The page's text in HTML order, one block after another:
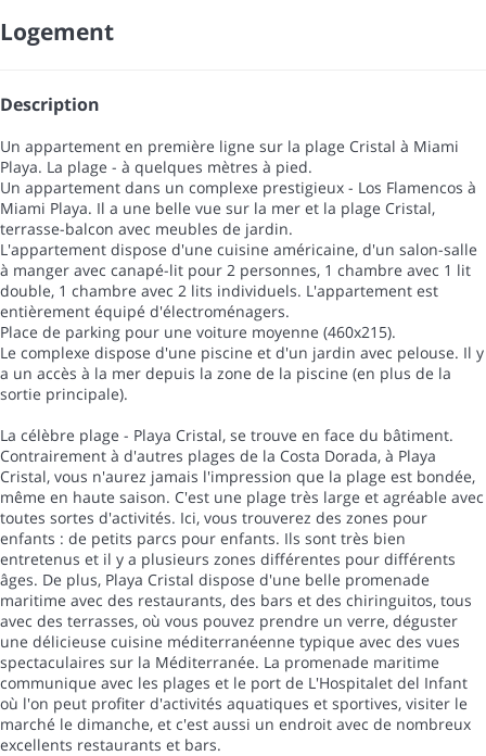
Logement
Description
Un appartement en première ligne sur la plage Cristal à Miami
Playa. La plage - à quelques mètres à pied.
Un appartement dans un complexe prestigieux - Los Flamencos à
Miami Playa. Il a une belle vue sur la mer et la plage Cristal,
terrasse-balcon avec meubles de jardin.
L'appartement dispose d'une cuisine américaine, d'un salon-salle
à manger avec canapé-lit pour 2 personnes, 1 chambre avec 1 lit
double, 1 chambre avec 2 lits individuels. L'appartement est
entièrement équipé d'électroménagers.
Place de parking pour une voiture moyenne (460x215).
Le complexe dispose d'une piscine et d'un jardin avec pelouse. Il y
a un accès à la mer depuis la zone de la piscine (en plus de la
sortie principale).
La célèbre plage - Playa Cristal, se trouve en face du bâtiment.
Contrairement à d'autres plages de la Costa Dorada, à Playa
Cristal, vous n'aurez jamais l'impression que la plage est bondée,
même en haute saison. C'est une plage très large et agréable avec
toutes sortes d'activités. Ici, vous trouverez des zones pour
enfants : de petits parcs pour enfants. Ils sont très bien
entretenus et il y a plusieurs zones différentes pour différents
âges. De plus, Playa Cristal dispose d'une belle promenade
maritime avec des restaurants, des bars et des chiringuitos, tous
avec des terrasses, où vous pouvez prendre un verre, déguster
une délicieuse cuisine méditerranéenne typique avec des vues
spectaculaires sur la Méditerranée. La promenade maritime
communique avec les plages et le port de L'Hospitalet del Infant
où l'on peut profiter d'activités aquatiques et sportives, visiter le
marché le dimanche, et c'est aussi un endroit avec de nombreux
excellents restaurants et bars.